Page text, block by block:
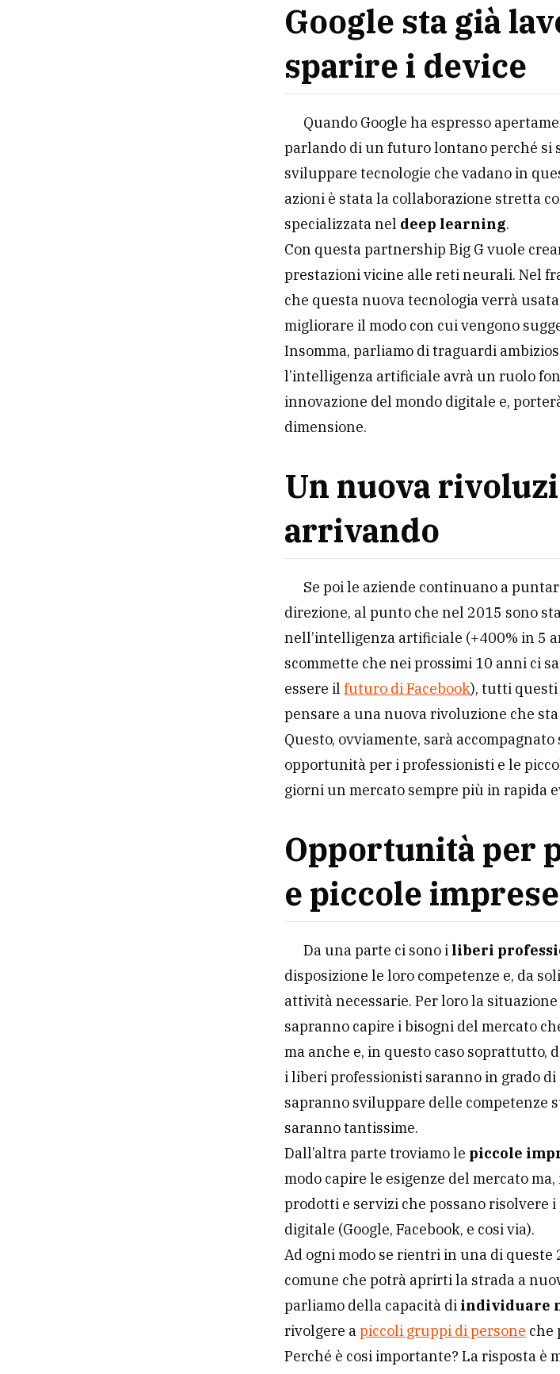
Google sta già
sparire i device
Quando Google ha espresso
parlando di un futuro lontano perché si
sviluppare tecnologie che vadano in
azioni è stata la collaborazione stretta
specializzata nel deep learning.
Con questa partnership Big G vuole
prestazioni vicine alle reti neurali. Nel
che questa nuova tecnologia verrà
migliorare il modo con cui vengono
Insomma, parliamo di traguardi
l’intelligenza artificiale avrà un ruolo
innovazione del mondo digitale e,
dimensione.
Un nuova
arrivando
Se poi le aziende continuano a
direzione, al punto che nel 2015 sono
nell’intelligenza artificiale (+400% in 5
scommette che nei prossimi 10 anni ci
essere ilfuturo di Facebook), tutti
pensare a una nuova rivoluzione che
Questo, ovviamente, sarà
opportunità per i professionisti e le
giorni un mercato sempre più in rapida
Opportunità per
e piccole imprese
Da una parte ci sono i liberi
disposizione le loro competenze e, da
attività necessarie. Per loro la
sapranno capire i bisogni del mercato
ma anche e, in questo caso soprattutto,
i liberi professionisti saranno in grado di
sapranno sviluppare delle competenze
saranno tantissime.
Dall’altra parte troviamo le piccole
modo capire le esigenze del mercato
prodotti e servizi che possano risolvere
digitale (Google, Facebook, e cosi via).
Ad ogni modo se rientri in una di queste
comune che potrà aprirti la strada a
parliamo della capacità di individuare
rivolgere apiccoli gruppi di persone che
Perché è cosi importante? La risposta è